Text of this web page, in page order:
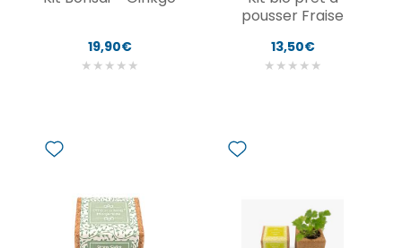
19,90€
★ ★ ★ ★ ★
pousser Fraise
13,50€
★ ★ ★ ★ ★